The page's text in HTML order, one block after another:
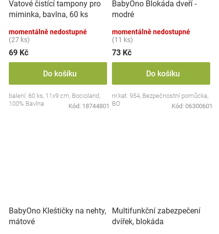
Vatové čistící tampony pro
miminka, bavlna, 60 ks
momentálně nedostupné
(27 ks)
69 Kč
Do košíku
balení: 60 ks, 11x9 cm, Bocioland,
100% Bavlna
Kód: 18744801
BabyOno Blokáda dveří -
modré
momentálně nedostupné
(11 ks)
73 Kč
Do košíku
nr.kat. 954, Bezpečnostní pomůcka,
BO
Kód: 06300601
BabyOno Kleštičky na nehty,
mátové
Multifunkční zabezpečení
dvířek, blokáda